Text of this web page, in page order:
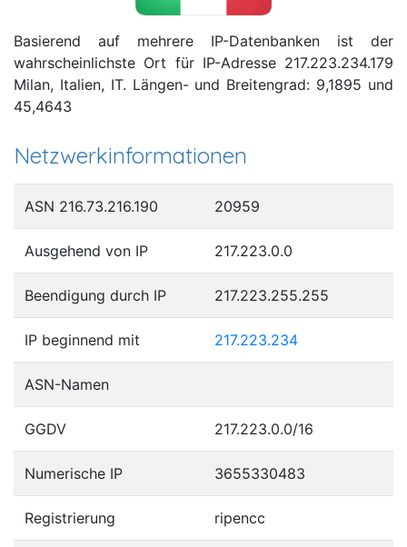
Basierend auf mehrere IP-Datenbanken ist der
wahrscheinlichste Ort für IP-Adresse 217.223.234.179
Milan, Italien, IT. Längen- und Breitengrad: 9,1895 und
45,4643
Netzwerkinformationen
ASN 216.73.216.190 20959
Ausgehend von IP 217.223.0.0
Beendigung durch IP 217.223.255.255
IP beginnend mit 217.223.234
ASN-Namen
GGDV 217.223.0.0/16
Numerische IP 3655330483
Registrierung ripencc